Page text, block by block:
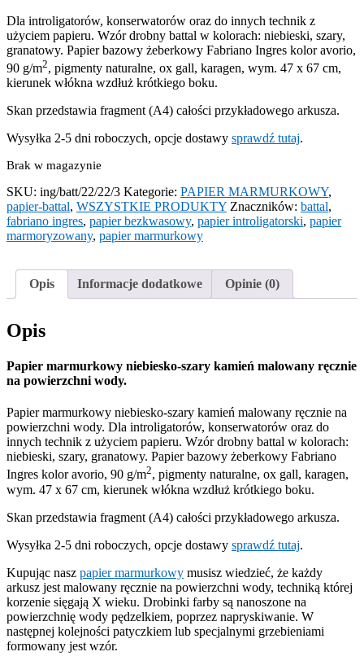
Dla introligatorów, konserwatorów oraz do innych technik z
użyciem papieru. Wzór drobny battal w kolorach: niebieski, szary,
granatowy. Papier bazowy żeberkowy Fabriano Ingres kolor avorio,
90 g/m2, pigmenty naturalne, ox gall, karagen, wym. 47 x 67 cm,
kierunek włókna wzdłuż krótkiego boku.
Skan przedstawia fragment (A4) całości przykładowego arkusza.
Wysyłka 2-5 dni roboczych, opcje dostawy sprawdź tutaj.
Brak w magazynie
SKU: ing/batt/22/22/3 Kategorie: PAPIER MARMURKOWY,
papier-battal, WSZYSTKIE PRODUKTY Znaczników: battal,
fabriano ingres, papier bezkwasowy, papier introligatorski, papier
marmoryzowany, papier marmurkowy
Opis Informacje dodatkowe Opinie (0)
Opis
Papier marmurkowy niebiesko-szary kamień malowany ręcznie
na powierzchni wody.
Papier marmurkowy niebiesko-szary kamień malowany ręcznie na
powierzchni wody. Dla introligatorów, konserwatorów oraz do
innych technik z użyciem papieru. Wzór drobny battal w kolorach:
niebieski, szary, granatowy. Papier bazowy żeberkowy Fabriano
Ingres kolor avorio, 90 g/m2, pigmenty naturalne, ox gall, karagen,
wym. 47 x 67 cm, kierunek włókna wzdłuż krótkiego boku.
Skan przedstawia fragment (A4) całości przykładowego arkusza.
Wysyłka 2-5 dni roboczych, opcje dostawy sprawdź tutaj.
Kupując nasz papier marmurkowy musisz wiedzieć, że każdy
arkusz jest malowany ręcznie na powierzchni wody, techniką której
korzenie sięgają X wieku. Drobinki farby są nanoszone na
powierzchnię wody pędzelkiem, poprzez napryskiwanie. W
następnej kolejności patyczkiem lub specjalnymi grzebieniami
formowany jest wzór.